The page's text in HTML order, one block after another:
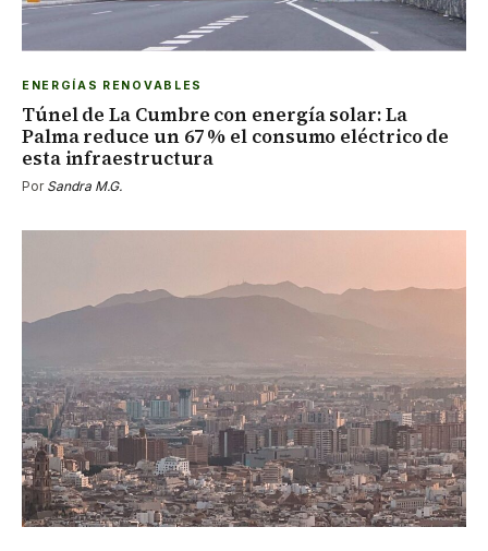
ENERGÍAS RENOVABLES
Túnel de La Cumbre con energía solar: La
Palma reduce un 67 % el consumo eléctrico de
esta infraestructura
Por Sandra M.G.